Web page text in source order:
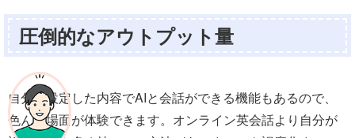
圧倒的なアウトプット量
自分で設定した内容でAIと会話ができる機能もあるので、
色んな場面が体験できます。オンライン英会話より自分が